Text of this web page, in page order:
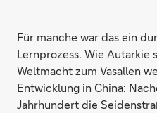
Für manche war das ein
Lernprozess. Wie Autarkie
Weltmacht zum Vasallen
Entwicklung in China:
Jahrhundert die